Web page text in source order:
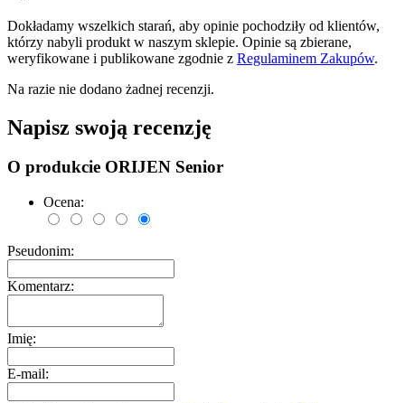
Dokładamy wszelkich starań, aby opinie pochodziły od klientów,
którzy nabyli produkt w naszym sklepie. Opinie są zbierane,
weryfikowane i publikowane zgodnie z Regulaminem Zakupów.
Na razie nie dodano żadnej recenzji.
Napisz swoją recenzję
O produkcie ORIJEN Senior
Ocena:
Pseudonim:
Komentarz:
Imię:
E-mail: